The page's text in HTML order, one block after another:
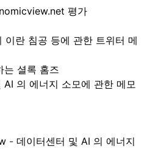
평가
이란 침공 등에 관한 트위터 메
는 셜록 홈즈
AI 의 에너지 소모에 관한 메모
- 데이터센터 및 AI 의 에너지